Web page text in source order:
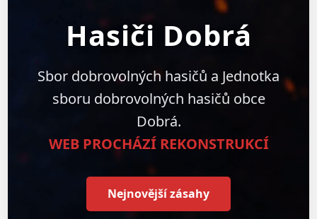
Hasiči Dobrá
Sbor dobrovolných hasičů a Jednotka
sboru dobrovolných hasičů obce
Dobrá.
WEB PROCHÁZÍ REKONSTRUKCÍ
Nejnovější zásahy